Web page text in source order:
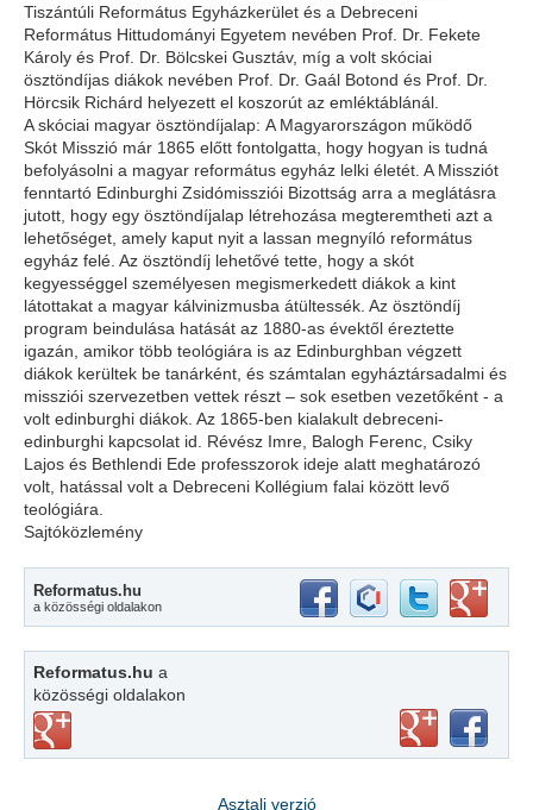
Tiszántúli Református Egyházkerület és a Debreceni
Református Hittudományi Egyetem nevében Prof. Dr. Fekete
Károly és Prof. Dr. Bölcskei Gusztáv, míg a volt skóciai
ösztöndíjas diákok nevében Prof. Dr. Gaál Botond és Prof. Dr.
Hörcsik Richárd helyezett el koszorút az emléktáblánál.
A skóciai magyar ösztöndíjalap: A Magyarországon működő
Skót Misszió már 1865 előtt fontolgatta, hogy hogyan is tudná
befolyásolni a magyar református egyház lelki életét. A Missziót
fenntartó Edinburghi Zsidómissziói Bizottság arra a meglátásra
jutott, hogy egy ösztöndíjalap létrehozása megteremtheti azt a
lehetőséget, amely kaput nyit a lassan megnyíló református
egyház felé. Az ösztöndíj lehetővé tette, hogy a skót
kegyességgel személyesen megismerkedett diákok a kint
látottakat a magyar kálvinizmusba átültessék. Az ösztöndíj
program beindulása hatását az 1880-as évektől éreztette
igazán, amikor több teológiára is az Edinburghban végzett
diákok kerültek be tanárként, és számtalan egyháztársadalmi és
missziói szervezetben vettek részt – sok esetben vezetőként - a
volt edinburghi diákok. Az 1865-ben kialakult debreceni-
edinburghi kapcsolat id. Révész Imre, Balogh Ferenc, Csiky
Lajos és Bethlendi Ede professzorok ideje alatt meghatározó
volt, hatással volt a Debreceni Kollégium falai között levő
teológiára.
Sajtóközlemény
Reformatus.hu
a közösségi oldalakon
Reformatus.hu a
közösségi oldalakon
Asztali verzió